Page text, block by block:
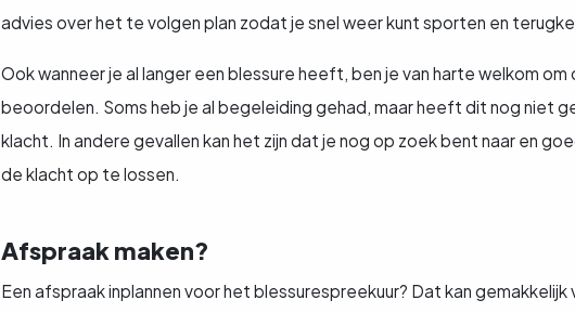
advies over het te volgen plan zodat je snel weer kunt sporten en
Ook wanneer je al langer een blessure heeft, ben je van harte welkom
beoordelen. Soms heb je al begeleiding gehad, maar heeft dit nog niet
klacht. In andere gevallen kan het zijn dat je nog op zoek bent naar en
de klacht op te lossen.
Afspraak maken?
Een afspraak inplannen voor het blessurespreekuur? Dat kan